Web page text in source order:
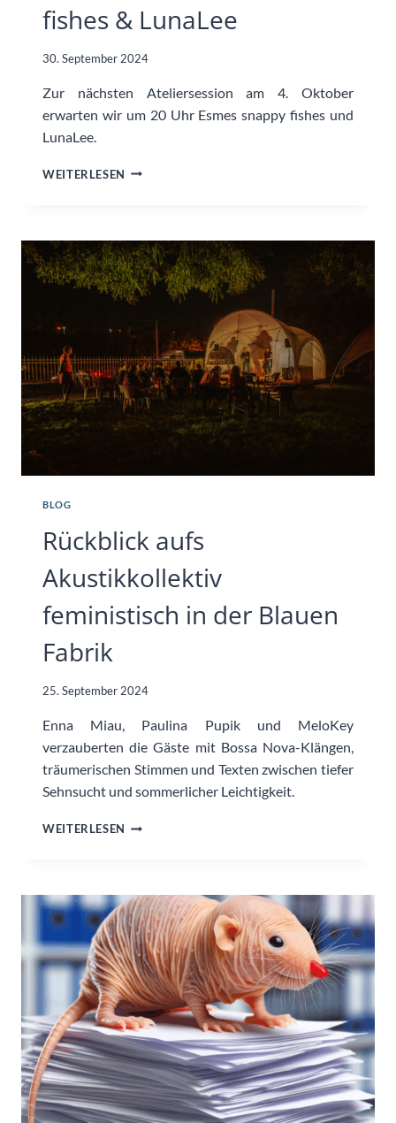
fishes & LunaLee
30. September 2024
Zur nächsten Ateliersession am 4. Oktober
erwarten wir um 20 Uhr Esmes snappy fishes und
LunaLee.
WEITERLESEN ATELIERSESSION
ESMES
SNAPPY
FISHES
&
BLOG
Rückblick aufs
Akustikkollektiv
feministisch in der Blauen
Fabrik
25. September 2024
Enna Miau, Paulina Pupik und MeloKey
verzauberten die Gäste mit Bossa Nova-Klängen,
träumerischen Stimmen und Texten zwischen tiefer
Sehnsucht und sommerlicher Leichtigkeit.
WEITERLESEN RÜCKBLICK
IN
DER
BLAUEN
FABRIK